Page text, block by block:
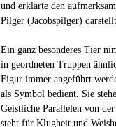
und erklärte den
Pilger (Jacobspilger)
Ein ganz besonderes Tier
in geordneten Truppen
Figur immer angeführt
als Symbol bedient. Sie
Geistliche Parallelen von
steht für Klugheit und